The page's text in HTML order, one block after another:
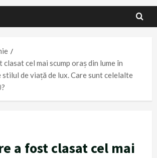
cel mai scump oraș din lume în
stilul de viață de lux. Care sunt celelalte
a fost clasat cel mai